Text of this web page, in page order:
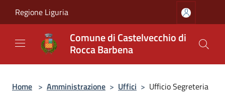
Regione Liguria
Comune di Castelvecchio di
Rocca Barbena
Home > Amministrazione > Uffici > Ufficio Segreteria